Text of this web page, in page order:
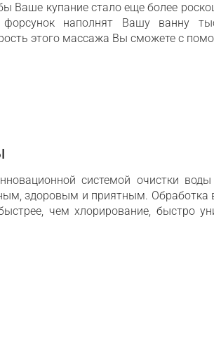
Ваше купание стало еще более
наполнят Вашу ванну
этого массажа Вы сможете с
системой очистки
здоровым и приятным.
чем хлорирование, быстро